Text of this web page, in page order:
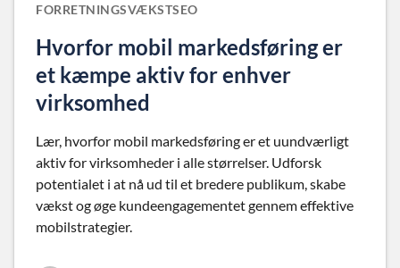
FORRETNINGSVÆKSTSEO
Hvorfor mobil markedsføring er
et kæmpe aktiv for enhver
virksomhed
Lær, hvorfor mobil markedsføring er et uundværligt
aktiv for virksomheder i alle størrelser. Udforsk
potentialet i at nå ud til et bredere publikum, skabe
vækst og øge kundeengagementet gennem effektive
mobilstrategier.